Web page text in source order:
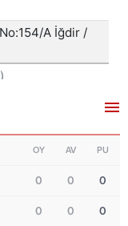
OY AV PU
0 0 0
0 0 0